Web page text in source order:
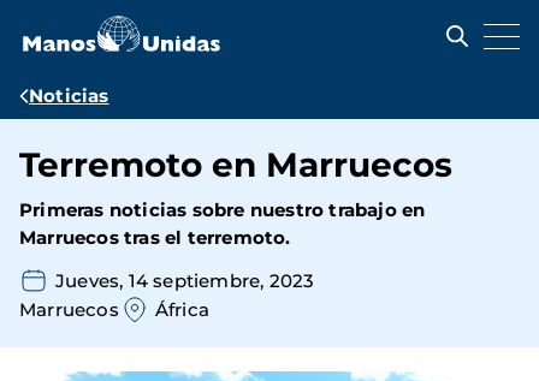
contenido
Ruta
navegación
Noticias
Terremoto en Marruecos
Primeras noticias sobre nuestro trabajo en
Marruecos tras el terremoto.
Jueves, 14 septiembre, 2023
Marruecos
África